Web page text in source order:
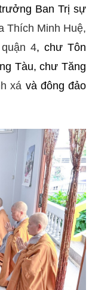
Ban Trị sự
Thích Minh Huệ,
4, chư Tôn
Tàu, chư Tăng
xá và đông đảo